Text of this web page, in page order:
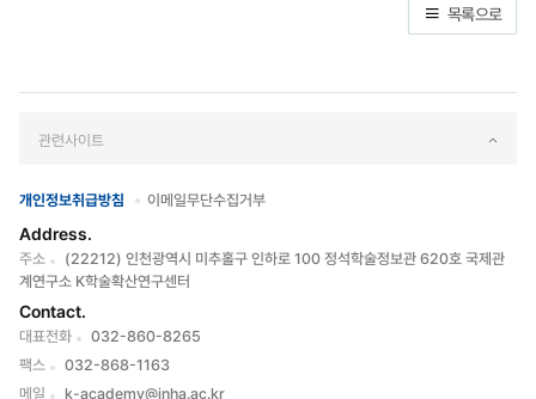
목록으로
개인정보취급방침 이메일무단수집거부
Address.
주소
(22212) 인천광역시 미추홀구 인하로 100 정석학술정보관 620호 국제관
계연구소 K학술확산연구센터
Contact.
대표전화
032-860-8265
팩스
032-868-1163
메일
k-academy@inha.ac.kr
관련사이트